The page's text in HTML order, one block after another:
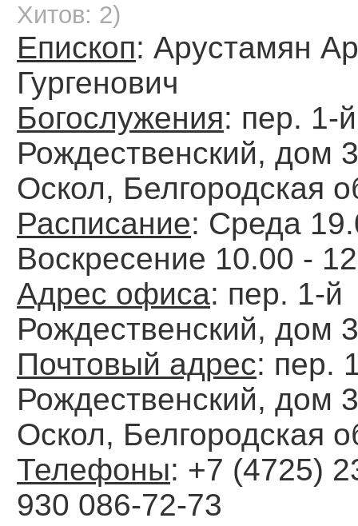
Хитов: 2)
Епископ: Арустамян
Гургенович
Богослужения: пер. 1-й
Рождественский, дом
Оскол, Белгородская
Расписание: Среда
Воскресение 10.00 -
Адрес офиса: пер. 1-й
Рождественский, дом
Почтовый адрес: пер.
Рождественский, дом
Оскол, Белгородская
Телефоны: +7 (4725)
930 086-72-73